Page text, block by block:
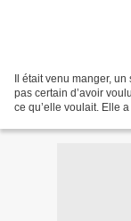
Il était venu manger,
pas certain d’avoir
ce qu’elle voulait. Elle